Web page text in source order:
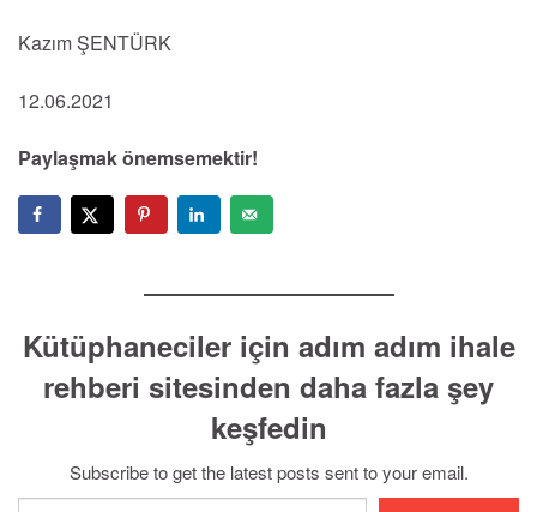
Kazım ŞENTÜRK
12.06.2021
Paylaşmak önemsemektir!
Kütüphaneciler için adım adım ihale
rehberi sitesinden daha fazla şey
keşfedin
Subscribe to get the latest posts sent to your email.
E-postanızı yazın…